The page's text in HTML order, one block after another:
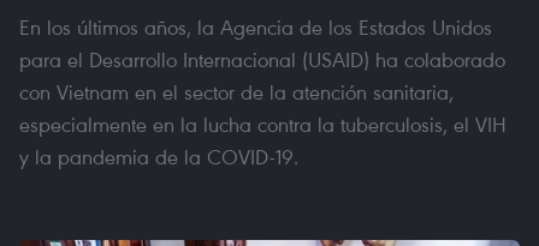
En los últimos años, la Agencia de los Estados Unidos
para el Desarrollo Internacional (USAID) ha colaborado
con Vietnam en el sector de la atención sanitaria,
especialmente en la lucha contra la tuberculosis, el VIH
y la pandemia de la COVID-19.